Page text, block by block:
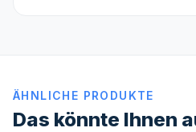
ÄHNLICHE PRODUKTE
Das könnte Ihnen